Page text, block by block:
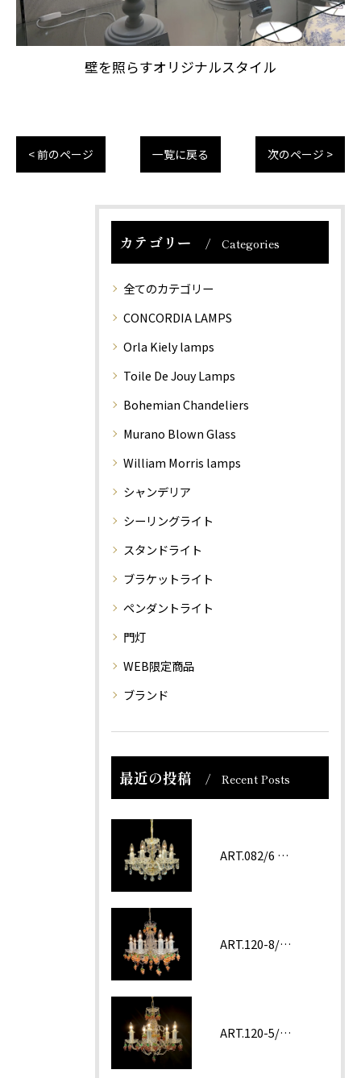
壁を照らすオリジナルスタイル
< 前のページ 一覧に戻る 次のページ >
カテゴリー Categories
全てのカテゴリー
CONCORDIA LAMPS
Orla Kiely lamps
Toile De Jouy Lamps
Bohemian Chandeliers
Murano Blown Glass
William Morris lamps
シャンデリア
シーリングライト
スタンドライト
ブラケットライト
ペンダントライト
門灯
WEB限定商品
ブランド
最近の投稿 Recent Posts
ART.082/6 prc
ART.120-8/62 ROSA
ART.120-5/62 Amethyst